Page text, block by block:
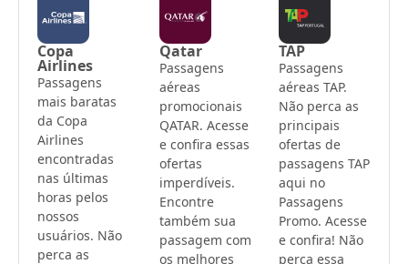
Copa
Airlines
Passagens
mais baratas
da Copa
Airlines
encontradas
nas últimas
horas pelos
nossos
usuários. Não
perca as
Qatar
Passagens
aéreas
promocionais
QATAR. Acesse
e confira essas
ofertas
imperdíveis.
Encontre
também sua
passagem com
os melhores
TAP
Passagens
aéreas TAP.
Não perca as
principais
ofertas de
passagens TAP
aqui no
Passagens
Promo. Acesse
e confira! Não
perca essa